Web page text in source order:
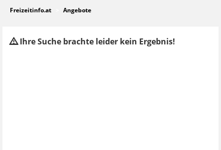
Freizeitinfo.at Angebote
Ihre Suche brachte leider kein Ergebnis!